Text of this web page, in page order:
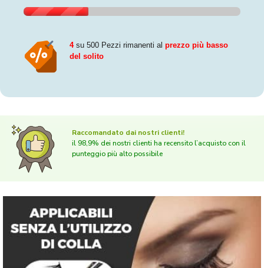
4 su 500 Pezzi rimanenti al prezzo più basso
del solito
Raccomandato dai nostri clienti!
il 98,9% dei nostri clienti ha recensito l’acquisto con il
punteggio più alto possibile